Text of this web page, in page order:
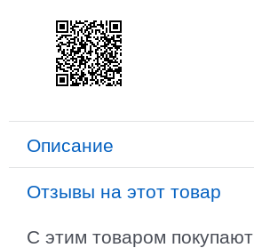
Описание
Отзывы на этот товар
С этим товаром покупают